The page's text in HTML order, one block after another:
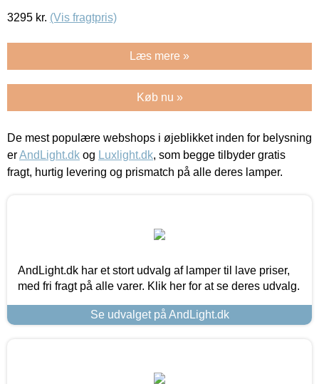
3295 kr. (Vis fragtpris)
Læs mere »
Køb nu »
De mest populære webshops i øjeblikket inden for belysning
erAndLight.dk og Luxlight.dk, som begge tilbyder gratis
fragt, hurtig levering og prismatch på alle deres lamper.
AndLight.dk har et stort udvalg af lamper til lave priser,
med fri fragt på alle varer. Klik her for at se deres udvalg.
Se udvalget på AndLight.dk